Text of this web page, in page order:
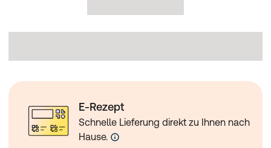
E-Rezept
Schnelle Lieferung direkt zu Ihnen nach
Hause.